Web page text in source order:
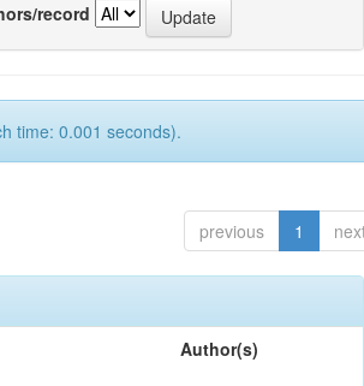
record
time: 0.001 seconds).
previous 1
Author(s)